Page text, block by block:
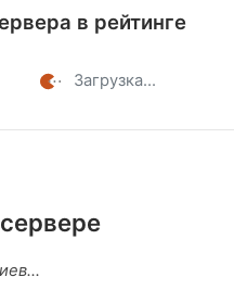
в рейтинге
Загрузка...